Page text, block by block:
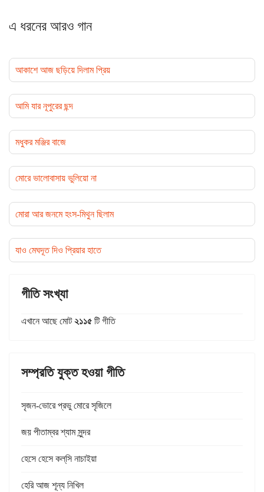
এ ধরনের আরও গান
আকাশে আজ ছড়িয়ে দিলাম প্রিয়
আমি যার নূপুরের ছন্দ
মধুকর মঞ্জির বাজে
মোরে ভালোবাসায় ভুলিয়ো না
মোরা আর জনমে হংস-মিথুন ছিলাম
যাও মেঘদূত দিও প্রিয়ার হাতে
গীতি সংখ্যা
এখানে আছে মোট২১১৫ টি গীতি
সম্প্রতি যুক্ত হওয়া গীতি
সৃজন-ভোরে প্রভু মোরে সৃজিলে
জয় পীতাম্বর শ্যাম সুন্দর
হেসে হেসে কল্‌সি নাচাইয়া
হেরি আজ শূন্য নিখিল